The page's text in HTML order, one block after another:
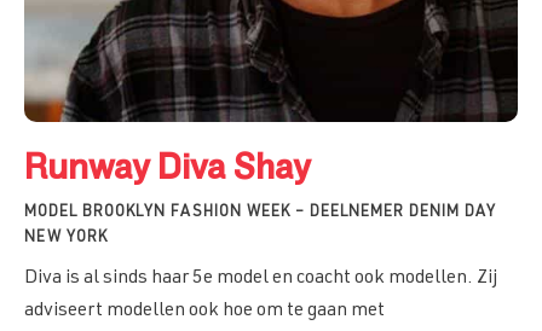
Runway Diva Shay
MODEL BROOKLYN FASHION WEEK – DEELNEMER DENIM DAY
NEW YORK
Diva is al sinds haar 5e model en coacht ook modellen. Zij
adviseert modellen ook hoe om te gaan met